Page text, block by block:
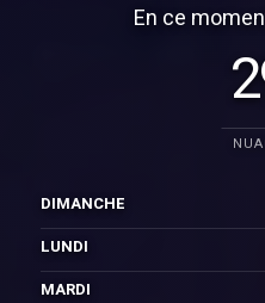
En ce
DIMANCHE
LUNDI
MARDI